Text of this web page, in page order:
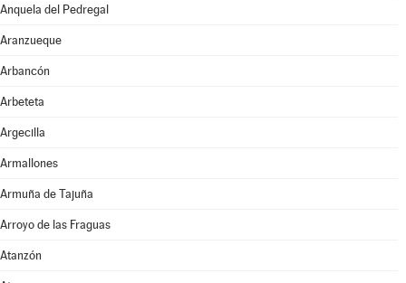
Anquela del Pedregal
Aranzueque
Arbancón
Arbeteta
Argecilla
Armallones
Armuña de Tajuña
Arroyo de las Fraguas
Atanzón